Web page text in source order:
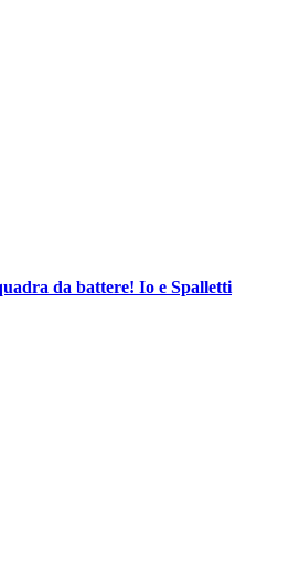
da battere! Io e Spalletti